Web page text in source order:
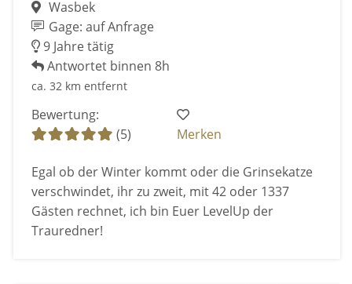
Wasbek
Gage: auf Anfrage
9 Jahre tätig
Antwortet binnen 8h
ca. 32 km entfernt
Bewertung:
(5)
Merken
Egal ob der Winter kommt oder die Grinsekatze
verschwindet, ihr zu zweit, mit 42 oder 1337
Gästen rechnet, ich bin Euer LevelUp der
Trauredner!